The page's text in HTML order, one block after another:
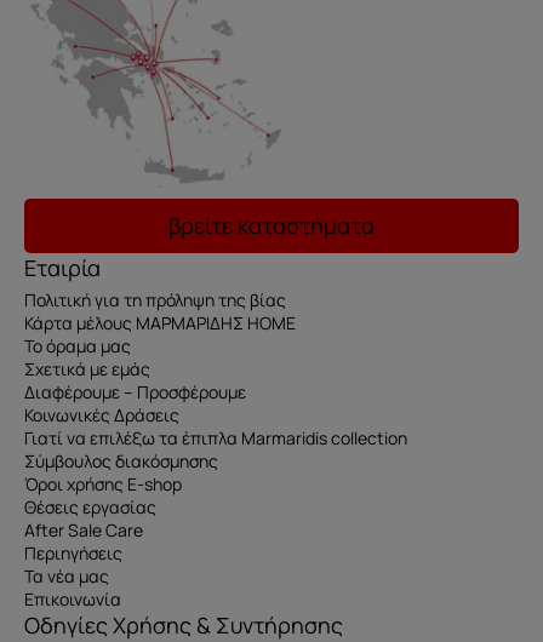
βρείτε καταστήματα
Εταιρία
Πολιτική για τη πρόληψη της βίας
Κάρτα μέλους ΜΑΡΜΑΡΙΔΗΣ HOME
Το όραμα μας
Σχετικά με εμάς
Διαφέρουμε – Προσφέρουμε
Κοινωνικές Δράσεις
Γιατί να επιλέξω τα έπιπλα Marmaridis collection
Σύμβουλος διακόσμησης
Όροι χρήσης E-shop
Θέσεις εργασίας
After Sale Care
Περιηγήσεις
Τα νέα μας
Επικοινωνία
Οδηγίες Χρήσης & Συντήρησης